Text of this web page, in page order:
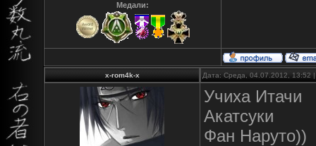
Медали:
x-rom4k-x Дата: Среда, 04.07.2012,
Учиха Итачи
Акатсуки
Фан Наруто))